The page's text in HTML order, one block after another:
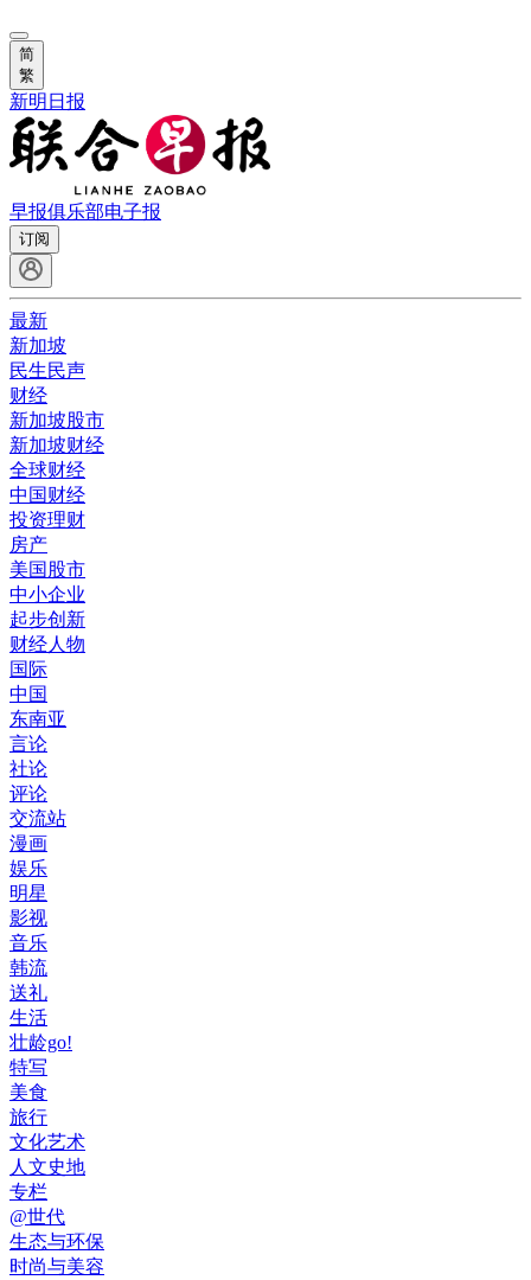
简
繁
新明日报
早报俱乐部电子报
订阅
最新
新加坡
民生民声
财经
新加坡股市
新加坡财经
全球财经
中国财经
投资理财
房产
美国股市
中小企业
起步创新
财经人物
国际
中国
东南亚
言论
社论
评论
交流站
漫画
娱乐
明星
影视
音乐
韩流
送礼
生活
壮龄go!
特写
美食
旅行
文化艺术
人文史地
专栏
@世代
生态与环保
时尚与美容